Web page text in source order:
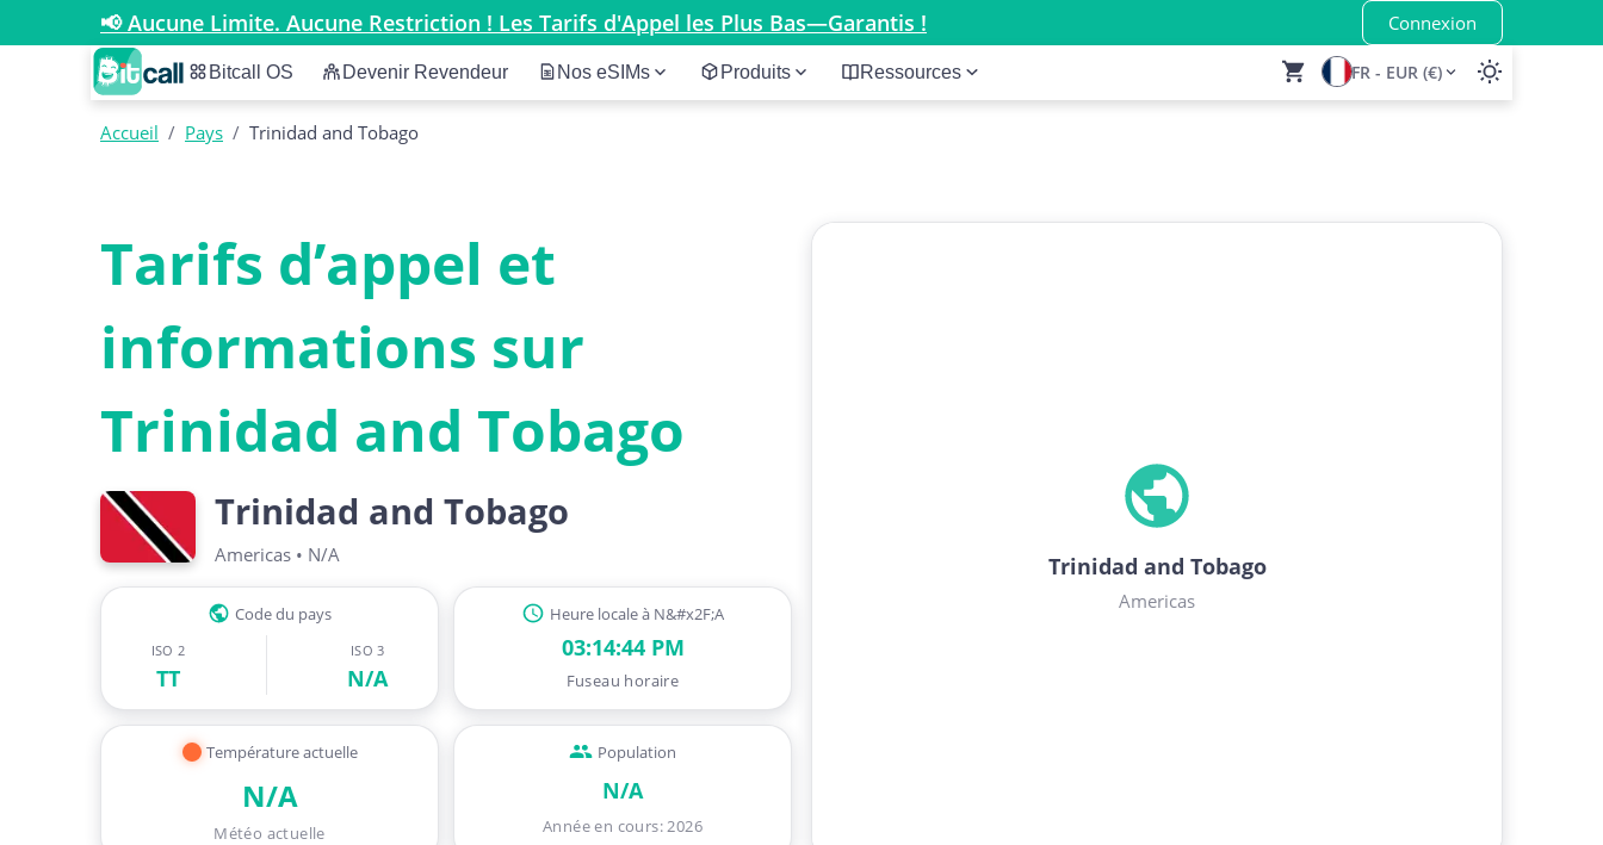
📢 Aucune Limite. Aucune Restriction ! Les Tarifs d'Appel les Plus Bas—Garantis ! Connexion
Bitcall OS Devenir Revendeur Nos eSIMs Produits Ressources FR - EUR (€)
Accueil / Pays / Trinidad and Tobago
Tarifs d’appel et
informations sur
Trinidad and Tobago
Trinidad and Tobago
Americas • N/A
Code du pays
ISO 2
TT
ISO 3
N/A
Heure locale à N&#x2F;A
03:14:45 PM
Fuseau horaire
Température actuelle
N/A
Météo actuelle
Population
N/A
Année en cours: 2026
Trinidad and Tobago
Americas